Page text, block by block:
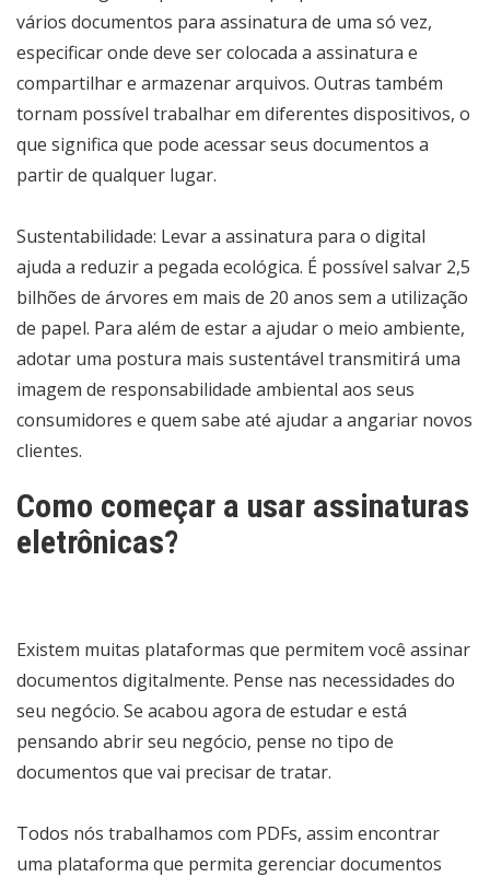
vários documentos para assinatura de uma só vez,
especificar onde deve ser colocada a assinatura e
compartilhar e armazenar arquivos. Outras também
tornam possível trabalhar em diferentes dispositivos, o
que significa que pode acessar seus documentos a
partir de qualquer lugar.
Sustentabilidade: Levar a assinatura para o digital
ajuda a reduzir a pegada ecológica. É possível salvar 2,5
bilhões de árvores em mais de 20 anos sem a utilização
de papel. Para além de estar a ajudar o meio ambiente,
adotar uma postura mais sustentável transmitirá uma
imagem de responsabilidade ambiental aos seus
consumidores e quem sabe até ajudar a angariar novos
clientes.
Como começar a usar assinaturas
eletrônicas?
Existem muitas plataformas que permitem você assinar
documentos digitalmente. Pense nas necessidades do
seu negócio. Se acabou agora de estudar e está
pensando abrir seu negócio, pense no tipo de
documentos que vai precisar de tratar.
Todos nós trabalhamos com PDFs, assim encontrar
uma plataforma que permita gerenciar documentos